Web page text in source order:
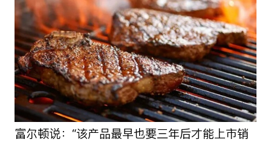
富尔顿说：“该产品最早也要三年后才能上市销